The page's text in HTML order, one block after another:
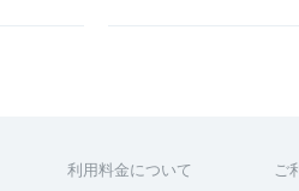
利用料金について ご